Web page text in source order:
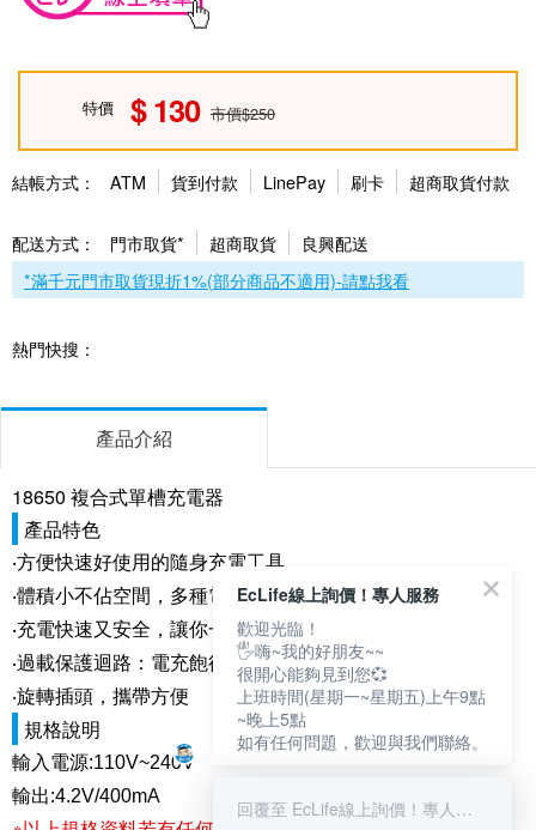
特價 130 市價$250
結帳方式： ATM 貨到付款 LinePay 刷卡 超商取貨付款
配送方式： 門市取貨* 超商取貨
良興配送
*滿千元門市取貨現折1%(部分商品不適用)-請點我看
熱門快搜：
產品介紹
18650 複合式單槽充電器
產品特色
‧方便快速好使用的隨身充電工具
‧體積小不佔空間，多種電池可使用
‧充電快速又安全，讓你一個搞定三種電池
‧過載保護迴路：電充飽後自動停止充電設計
‧旋轉插頭，攜帶方便
規格說明
輸入電源:110V~240V
輸出:4.2V/400mA
EcLife線上詢價！專人服務
歡迎光臨！
🖐嗨~我的好朋友~~
很開心能夠見到您💞
上班時間(星期一~星期五)上午9點
~晚上5點
如有任何問題，歡迎與我們聯絡。
回覆至 EcLife線上詢價！專人服務